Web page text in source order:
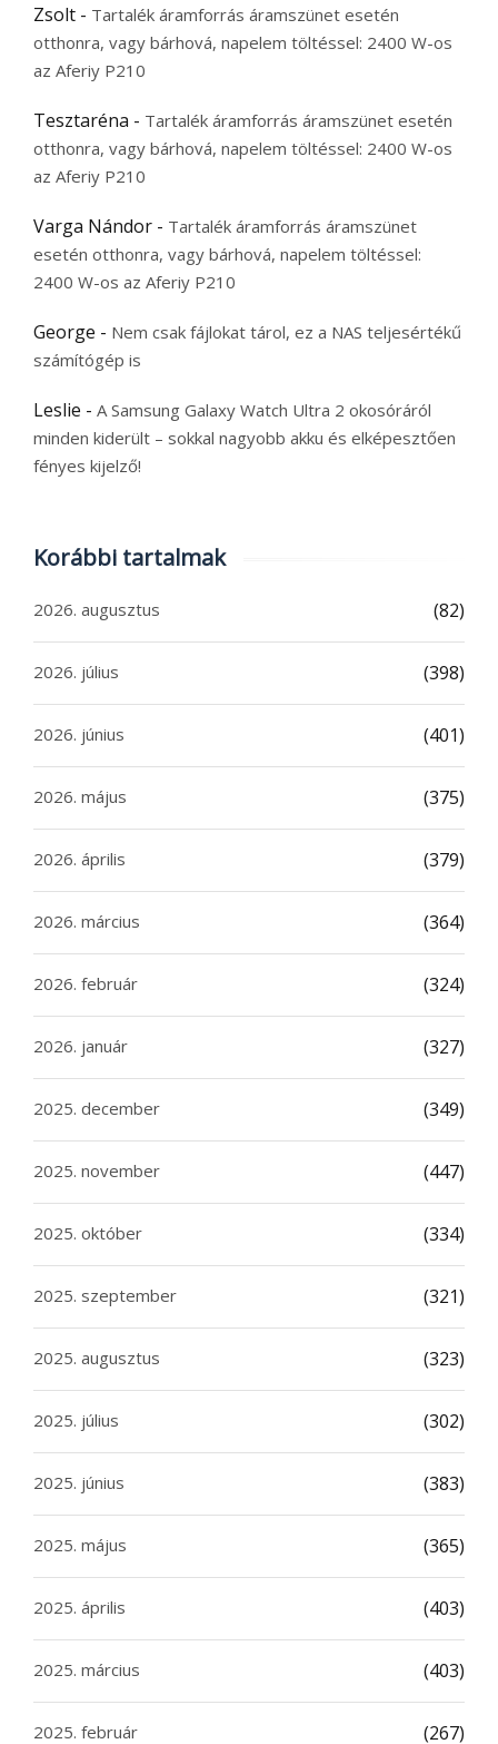
Zsolt - Tartalék áramforrás áramszünet esetén
otthonra, vagy bárhová, napelem töltéssel: 2400 W-os
az Aferiy P210
Tesztaréna - Tartalék áramforrás áramszünet esetén
otthonra, vagy bárhová, napelem töltéssel: 2400 W-os
az Aferiy P210
Varga Nándor - Tartalék áramforrás áramszünet
esetén otthonra, vagy bárhová, napelem töltéssel:
2400 W-os az Aferiy P210
George - Nem csak fájlokat tárol, ez a NAS teljesértékű
számítógép is
Leslie - A Samsung Galaxy Watch Ultra 2 okosóráról
minden kiderült – sokkal nagyobb akku és elképesztően
fényes kijelző!
Korábbi tartalmak
2026. augusztus (82)
2026. július (398)
2026. június (401)
2026. május (375)
2026. április (379)
2026. március (364)
2026. február (324)
2026. január (327)
2025. december (349)
2025. november (447)
2025. október (334)
2025. szeptember (321)
2025. augusztus (323)
2025. július (302)
2025. június (383)
2025. május (365)
2025. április (403)
2025. március (403)
2025. február (267)